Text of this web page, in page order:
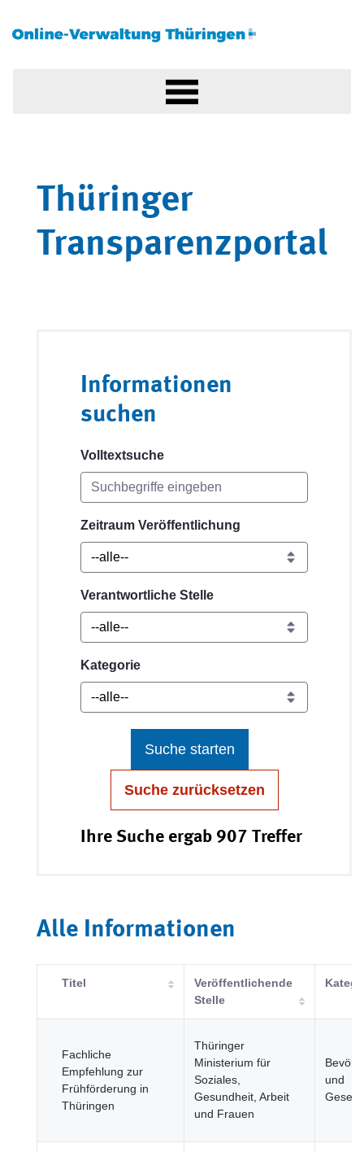
Thüringer
Transparenzportal
Informationen
suchen
Volltextsuche
Zeitraum Veröffentlichung
Verantwortliche Stelle
Kategorie
Suche starten
Suche zurücksetzen
Ihre Suche ergab 907 Treffer
Alle Informationen
Titel
Veröffentlichende
Stelle
Fachliche
Empfehlung zur
Frühförderung in
Thüringen
Thüringer
Ministerium für
Soziales,
Gesundheit, Arbeit
und Frauen
und